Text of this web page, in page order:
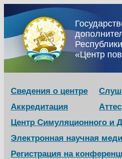
«Центр
Сведения о центре
Аккредитация
Центр Симуляционного и
Электронная научная
Регистрация на